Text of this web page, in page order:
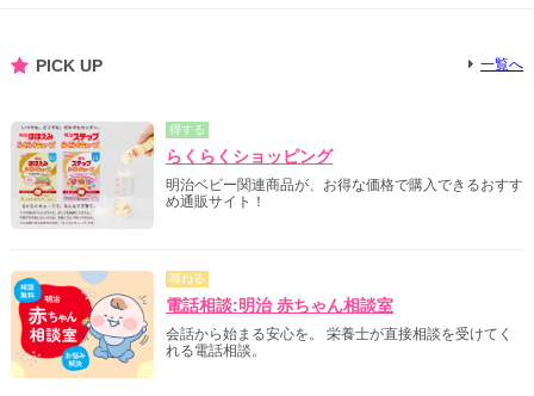
PICK UP 一覧へ
得する
らくらくショッピング
明治ベビー関連商品が、お得な価格で購入できるおすす
め通販サイト！
尋ねる
電話相談:明治 赤ちゃん相談室
会話から始まる安心を。 栄養士が直接相談を受けてく
れる電話相談。